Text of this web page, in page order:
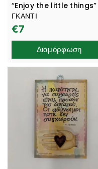
“Enjoy the little things”
ΓΚΑΝΤΙ
€7
Διαμόρφωση